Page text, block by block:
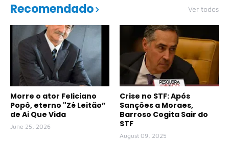
Recomendado Ver todos
Morre o ator Feliciano
Popô, eterno "Zé Leitão”
de Ai Que Vida
June 25, 2026
Crise no STF: Após
Sanções a Moraes,
Barroso Cogita Sair do
STF
August 09, 2025